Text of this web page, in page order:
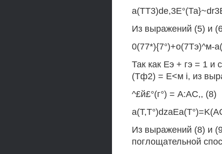
Из выражений (5) и
0(77*){7°)+о(7Тэ)^м-
Так как Еэ + гэ = 1
(Тф2) = Е<м i, из
^£й£°(г°) = А:АС,, (8)
Из выражений (8) и
поглощательной